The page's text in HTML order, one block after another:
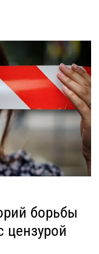
борьбы
цензурой